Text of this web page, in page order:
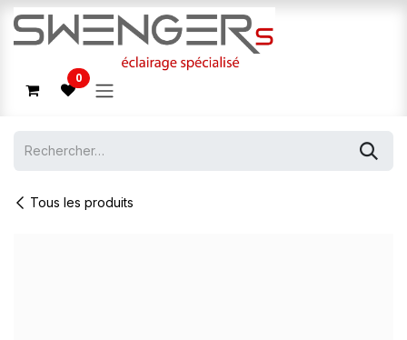
Se rendre au contenu
0
Tous les produits